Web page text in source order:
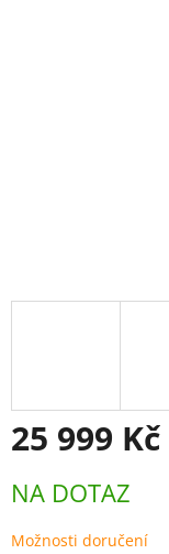
25 999 Kč
cena:
NA DOTAZ
Možnosti doručení